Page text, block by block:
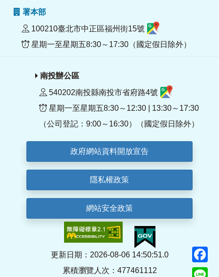
署本部
100210臺北市中正區福州街15號
星期一至星期五8:30～17:30（國定假日除外）
南投辦公區
540202南投縣南投市省府路4號
星期一至星期五8:30～12:30 | 13:30～17:30
（公司登記：9:00～16:30）（國定假日除外）
政府網站資料開放宣告
隱私權政策
網站安全政策
更新日期：2026-08-06 14:50:51.0
累積瀏覽人次：477461112